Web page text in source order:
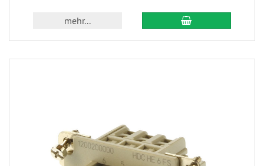
mehr...